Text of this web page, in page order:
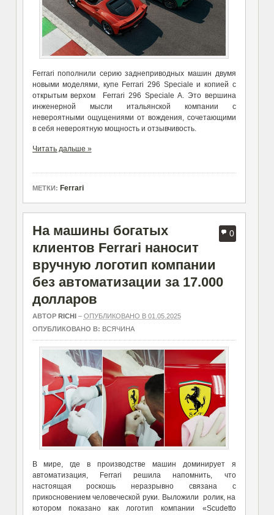
Ferrari пополнили серию заднеприводных машин двумя
новыми моделями, купе Ferrari 296 Speciale и копией с
открытым верхом Ferrari 296 Speciale A. Это вершина
инженерной мысли итальянской компании с
невероятными ощущениями от вождения, сочетающими
в себя невероятную мощность и отзывчивость.
Читать дальше »
МЕТКИ: Ferrari
0
На машины богатых
клиентов Ferrari наносит
вручную логотип компании
без автоматизации за 17.000
долларов
АВТОР RICHI– ОПУБЛИКОВАНО В 01.05.2025
ОПУБЛИКОВАНО В: ВСЯЧИНА
В мире, где в производстве машин доминирует я
автоматизация, Ferrari решила напомнить, что
настоящая роскошь неразрывно связана с
прикосновением человеческой руки. Выложили ролик, на
котором показано как логотип компании «Scudetto